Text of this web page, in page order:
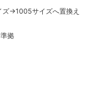
ズ→1005サイズへ置換え
拠